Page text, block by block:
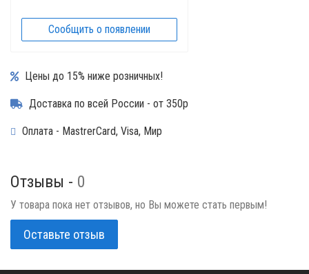
Сообщить о появлении
Цены до 15% ниже розничных!
Доставка по всей России - от 350р
Оплата - MastrerCard, Visa, Мир
Отзывы - 0
У товара пока нет отзывов, но Вы можете стать первым!
Оставьте отзыв